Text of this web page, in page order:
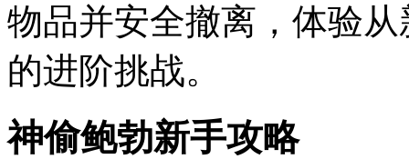
物品并安全撤离，体验
的进阶挑战。
神偷鲍勃新手攻略